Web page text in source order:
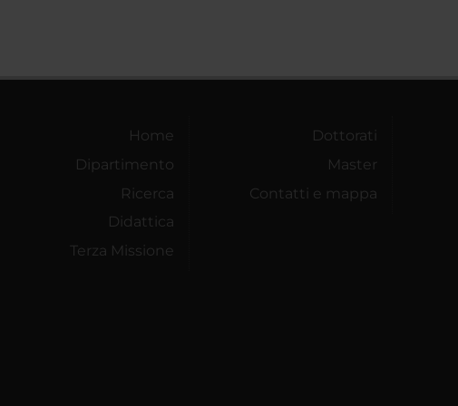
Home
Dipartimento
Ricerca
Didattica
Terza Missione
Dottorati
Master
Contatti e mappa